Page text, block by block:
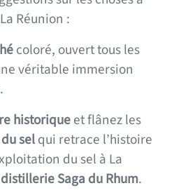
Réunion :
coloré, ouvert tous les
véritable immersion
historiqueet flânez les
selqui retrace l’histoire
du sel à La
distillerie Saga du Rhum.